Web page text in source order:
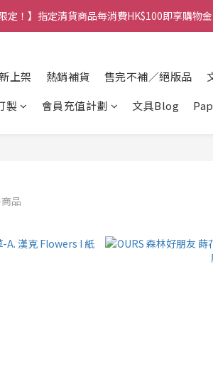
額滿HK$150包平郵｜滿HK$299包易寄取｜滿
限定！】指定清貨商品每消費HK$100即享購物
上架 熱銷補貨 售完不補／絕版品
製 會員充值計劃 文具Blog
品